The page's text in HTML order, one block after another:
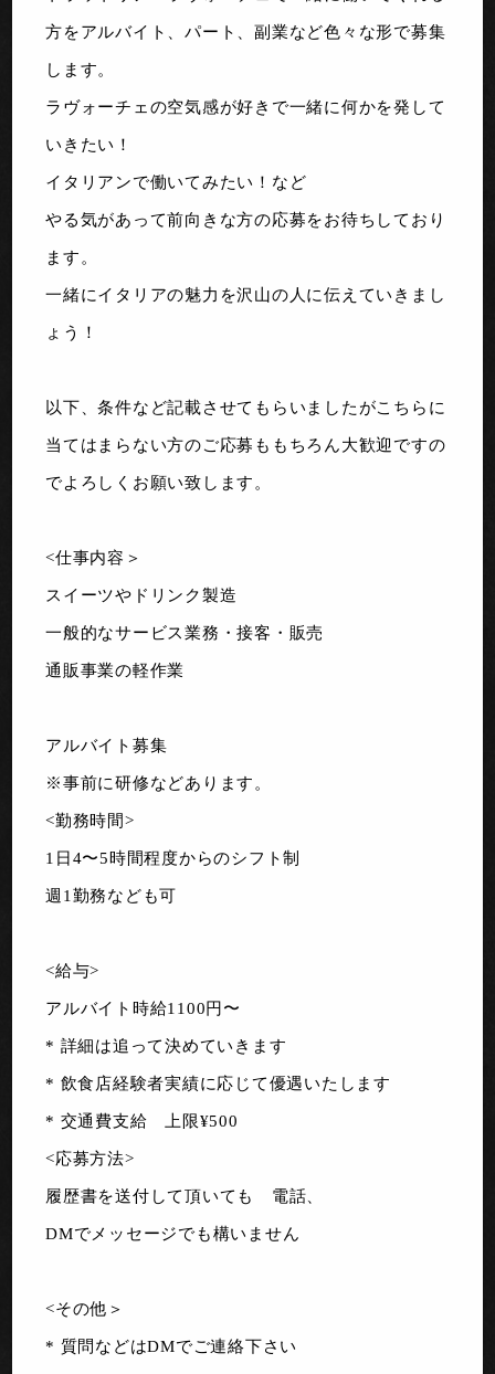
方をアルバイト、パート、副業など色々な形で募集
します。
ラヴォーチェの空気感が好きで一緒に何かを発して
いきたい！
イタリアンで働いてみたい！など
やる気があって前向きな方の応募をお待ちしており
ます。
一緒にイタリアの魅力を沢山の人に伝えていきまし
ょう！
以下、条件など記載させてもらいましたがこちらに
当てはまらない方のご応募ももちろん大歓迎ですの
でよろしくお願い致します。
<仕事内容＞
スイーツやドリンク製造
一般的なサービス業務・接客・販売
通販事業の軽作業
アルバイト募集
※事前に研修などあります。
<勤務時間>
1日4〜5時間程度からのシフト制
週1勤務なども可
<給与>
アルバイト時給1100円〜
* 詳細は追って決めていきます
* 飲食店経験者実績に応じて優遇いたします
* 交通費支給 上限¥500
<応募方法>
履歴書を送付して頂いても 電話、
DMでメッセージでも構いません
<その他＞
* 質問などはDMでご連絡下さい